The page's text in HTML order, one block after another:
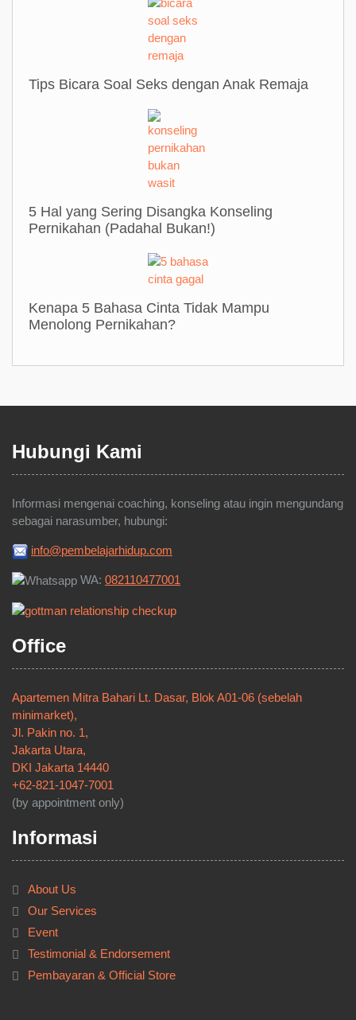
Tips Bicara Soal Seks dengan Anak Remaja
5 Hal yang Sering Disangka Konseling
Pernikahan (Padahal Bukan!)
Kenapa 5 Bahasa Cinta Tidak Mampu
Menolong Pernikahan?
Hubungi Kami
Informasi mengenai coaching, konseling atau ingin mengundang
sebagai narasumber, hubungi:
info@pembelajarhidup.com
WA: 082110477001
Office
Apartemen Mitra Bahari Lt. Dasar, Blok A01-06 (sebelah
minimarket),
Jl. Pakin no. 1,
Jakarta Utara,
DKI Jakarta 14440
+62-821-1047-7001
(by appointment only)
Informasi
About Us
Our Services
Event
Testimonial & Endorsement
Pembayaran & Official Store